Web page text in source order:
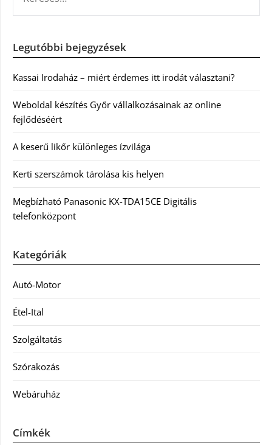
Legutóbbi bejegyzések
Kassai Irodaház – miért érdemes itt irodát választani?
Weboldal készítés Győr vállalkozásainak az online
fejlődéséért
A keserű likőr különleges ízvilága
Kerti szerszámok tárolása kis helyen
Megbízható Panasonic KX-TDA15CE Digitális
telefonközpont
Kategóriák
Autó-Motor
Étel-Ital
Szolgáltatás
Szórakozás
Webáruház
Címkék